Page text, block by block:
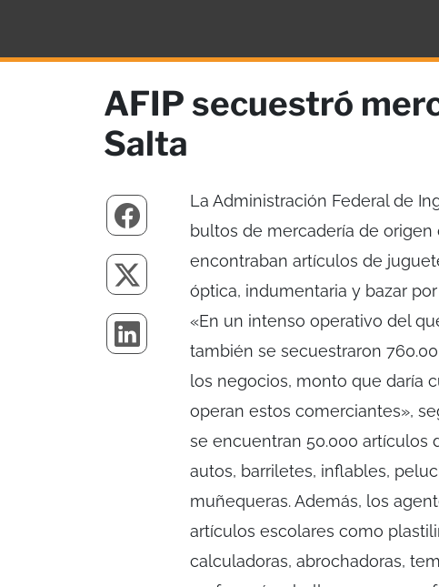
AFIP secuestró
Salta
La Administración Federal de
bultos de mercadería de
encontraban artículos de
óptica, indumentaria y bazar
«En un intenso operativo del
también se secuestraron
los negocios, monto que daría
operan estos comerciantes»,
se encuentran 50.000 artículos
autos, barriletes, inflables,
muñequeras. Además, los
artículos escolares como
calculadoras, abrochadoras,